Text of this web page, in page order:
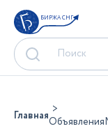
БИРЖА СНГ
ГлавнаяОбъявления